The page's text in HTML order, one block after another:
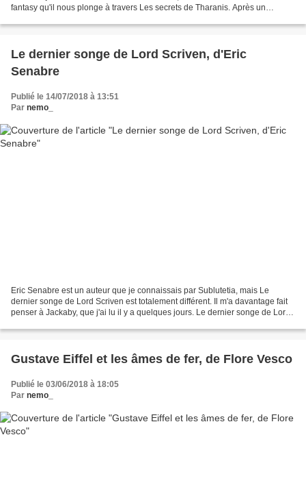
fantasy qu'il nous plonge à travers Les secrets de Tharanis. Après un
Le dernier songe de Lord Scriven, d'Eric
Senabre
Publié le 14/07/2018 à 13:51
Par nemo_
Eric Senabre est un auteur que je connaissais par Sublutetia, mais Le
dernier songe de Lord Scriven est totalement différent. Il m'a davantage fait
penser à Jackaby, que j'ai lu il y a quelques jours. Le dernier songe de Lord
Gustave Eiffel et les âmes de fer, de Flore Vesco
Publié le 03/06/2018 à 18:05
Par nemo_